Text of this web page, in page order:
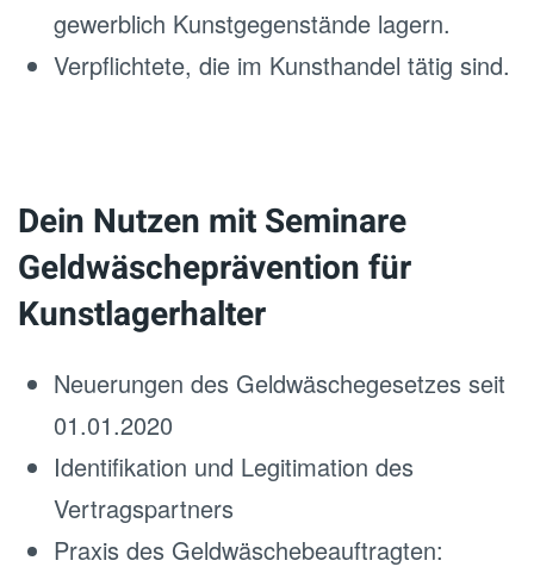
gewerblich Kunstgegenstände lagern.
Verpflichtete, die im Kunsthandel tätig sind.
Dein Nutzen mit Seminare
Geldwäscheprävention für
Kunstlagerhalter
Neuerungen des Geldwäschegesetzes seit
01.01.2020
Identifikation und Legitimation des
Vertragspartners
Praxis des Geldwäschebeauftragten: